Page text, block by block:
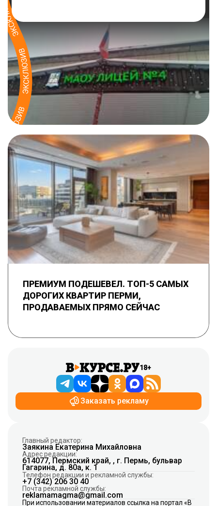
ПРЕМИУМ ПОДЕШЕВЕЛ. ТОП-5 САМЫХ
ДОРОГИХ КВАРТИР ПЕРМИ,
ПРОДАВАЕМЫХ ПРЯМО СЕЙЧАС
18+
Заказать рекламу
Главный редактор:
Заякина Екатерина Михайловна
Адрес редакции:
614077, Пермский край, , г. Пермь, бульвар
Гагарина, д. 80а, к. 1
Телефон редакции и рекламной службы:
+7 (342) 206 30 40
Почта рекламной службы:
reklamamagma@gmail.com
При использовании материалов ссылка на портал «В